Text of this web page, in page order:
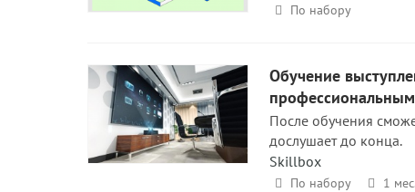
По набору
Обучение
После обучения
дослушает до конца.
Skillbox
По набору 1 мес.